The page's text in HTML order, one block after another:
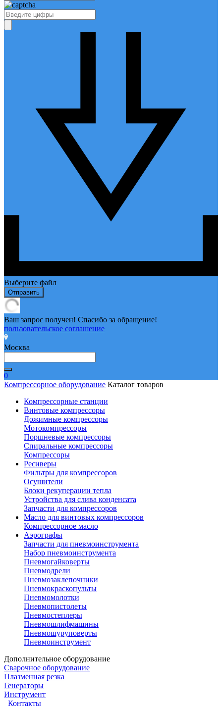
Выберите файл
Отправить
Ваш запрос получен! Спасибо за обращение!
пользовательское соглашение
Москва
0
Компрессорное оборудование Каталог товаров
Компрессорные станции
Винтовые компрессоры
Дожимные компрессоры
Мотокомпрессоры
Поршневые компрессоры
Спиральные компрессоры
Компрессоры
Ресиверы
Фильтры для компрессоров
Осушители
Блоки рекуперации тепла
Устройства для слива конденсата
Запчасти для компрессоров
Масло для винтовых компрессоров
Компрессорное масло
Аэрографы
Запчасти для пневмоинструмента
Набор пневмоинструмента
Пневмогайковерты
Пневмодрели
Пневмозаклепочники
Пневмокраскопульты
Пневмомолотки
Пневмопистолеты
Пневмостеплеры
Пневмошлифмашины
Пневмошуруповерты
Пневмоинструмент
Дополнительное оборудование
Сварочное оборудование
Плазменная резка
Генераторы
Инструмент
Контакты